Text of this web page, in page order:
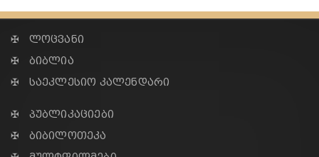
✠ ლოცვანი
✠ ბიბლია
✠ საეკლესიო კალენდარი
✠ პუბლიკაციები
✠ ბიბილოთეკა